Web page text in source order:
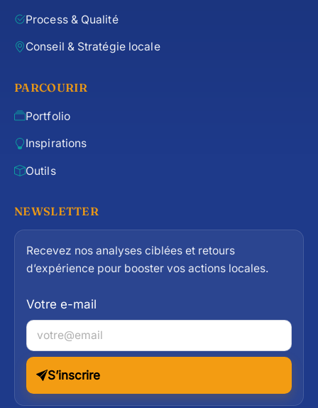
Process & Qualité
Conseil & Stratégie locale
PARCOURIR
Portfolio
Inspirations
Outils
NEWSLETTER
Recevez nos analyses ciblées et retours
d’expérience pour booster vos actions locales.
Votre e-mail
S’inscrire